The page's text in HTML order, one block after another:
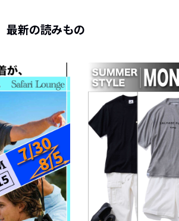
最新の読みもの